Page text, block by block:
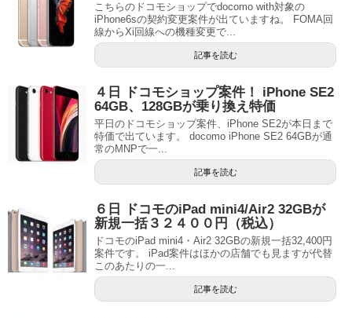
こちらのドコモショップでdocomo with対象の
iPhone6sの契約変更案件が出ていますね。 FOMA回
線からXi回線への機種変更で...
記事を読む
４日 ドコモショップ案件！ iPhone SE2
64GB、128GBが乗り換え特価
平日のドコモショップ案件、iPhone SE2が本日まで
特価で出ています。 docomo iPhone SE2 64GBが通
常のMNPで一...
記事を読む
６日 ドコモのiPad mini4/Air2 32GBが
新規一括３２４００円（税込）
ドコモのiPad mini4・Air2 32GBの新規一括32,400円
案件です。 iPad案件はほかの店舗でも見ますが代替
このあたりの一...
記事を読む